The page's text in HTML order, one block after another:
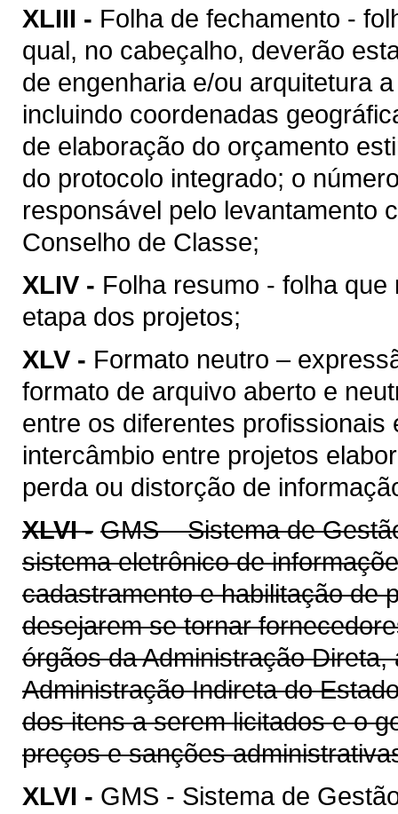
XLIII - Folha de fechamento -
qual, no cabeçalho, deverão
de engenharia e/ou arquitetura
incluindo coordenadas
de elaboração do orçamento
do protocolo integrado; o
responsável pelo levantamento
Conselho de Classe;
XLIV - Folha resumo - folha
etapa dos projetos;
XLV - Formato neutro –
formato de arquivo aberto e
entre os diferentes
intercâmbio entre projetos
perda ou distorção de
XLVI - GMS – Sistema de
sistema eletrônico de
cadastramento e habilitação de
desejarem se tornar
órgãos da Administração
Administração Indireta do
dos itens a serem licitados e o
preços e sanções
XLVI - GMS - Sistema de